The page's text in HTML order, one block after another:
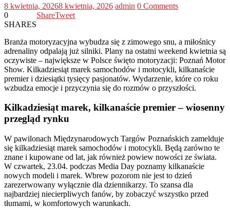
8 kwietnia, 20268 kwietnia, 2026 admin 0 Comments
0
SHARES
ShareTweet
Branża motoryzacyjna wybudza się z zimowego snu, a miłośnicy
adrenaliny odpalają już silniki. Plany na ostatni weekend kwietnia są
oczywiste – największe w Polsce święto motoryzacji: Poznań Motor
Show. Kilkadziesiąt marek samochodów i motocykli, kilkanaście
premier i dziesiątki tysięcy pasjonatów. Wydarzenie, które co roku
wzbudza emocje i przyczynia się do rozmów o przyszłości.
Kilkadziesiąt marek, kilkanaście premier – wiosenny
przegląd rynku
W pawilonach Międzynarodowych Targów Poznańskich zamelduje
się kilkadziesiąt marek samochodów i motocykli. Będą zarówno te
znane i kupowane od lat, jak również powiew nowości ze świata.
W czwartek, 23.04. podczas Media Day poznamy kilkanaście
nowych modeli i marek. Wbrew pozorom nie jest to dzień
zarezerwowany wyłącznie dla dziennikarzy. To szansa dla
najbardziej niecierpliwych fanów, by zobaczyć wszystko przed
tłumami, w komfortowych warunkach.